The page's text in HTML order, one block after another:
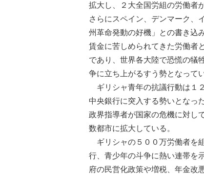
拡大し、２大全国労組の労働者
さらにスペイン、デンマーク、
州革命発動の好機」との書き込
賃金に苦しめられてきた労働者
であり、世界各大陸で恐慌の犠
争に立ち上がるすう勢となってい
ギリシャ青年の抗議行動は１
中央銀行に突入する勢いとなっ
政界指導者が国家の危機に対し
数都市に拡大している。
ギリシャの５００万労働者を
行、青少年の斗争に熱い連帯を
府の民営化政策や増税、年金改